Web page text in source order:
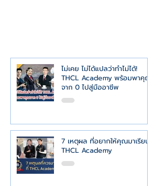
ไม่เคย ไม่ได้แปลว่าทำไม่ได้!
THCL Academy พร้อมพาคุณ
จาก 0 ไปสู่มืออาชีพ
7 เหตุผล ที่อยากให้คุณมาเรียนที่
THCL Academy